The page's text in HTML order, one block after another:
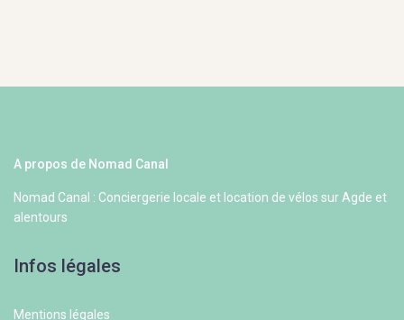
A propos de Nomad Canal
Nomad Canal : Conciergerie locale et location de vélos sur Agde et
alentours
Infos légales
Mentions légales